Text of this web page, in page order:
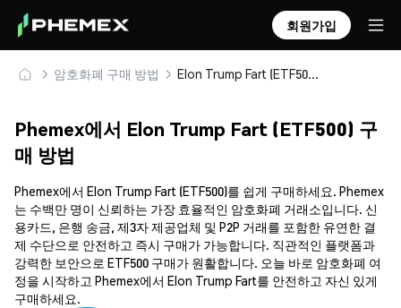
회원가입
암호화폐 구매 방법 Elon Trump Fart (ETF500) 안전하게 구매 및 보관
Phemex에서 Elon Trump Fart (ETF500) 구
매 방법
Phemex에서 Elon Trump Fart (ETF500)를 쉽게 구매하세요. Phemex
는 수백만 명이 신뢰하는 가장 효율적인 암호화폐 거래소입니다. 신
용카드, 은행 송금, 제3자 제공업체 및 P2P 거래를 포함한 유연한 결
제 수단으로 안전하고 즉시 구매가 가능합니다. 직관적인 플랫폼과
강력한 보안으로 ETF500 구매가 원활합니다. 오늘 바로 암호화폐 여
정을 시작하고 Phemex에서 Elon Trump Fart를 안전하고 자신 있게
구매하세요.